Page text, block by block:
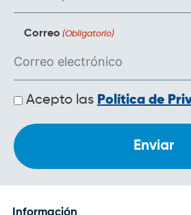
Correo (Obligatorio)
Políticas
de
Acepto las Política de
Información